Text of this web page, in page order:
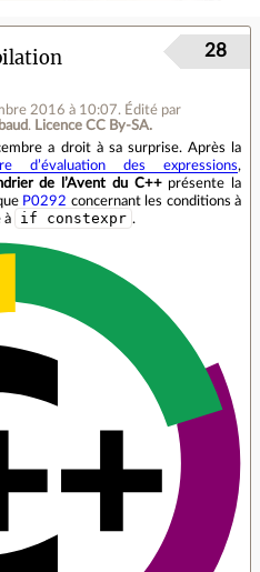
2016 à 10:07. Édité par
. Licence CC By‑SA.
28
a droit à sa surprise. Après la
d’évaluation des expressions,
de l’Avent du C++présente la
P0292 concernant les conditions à
à
if constexpr .